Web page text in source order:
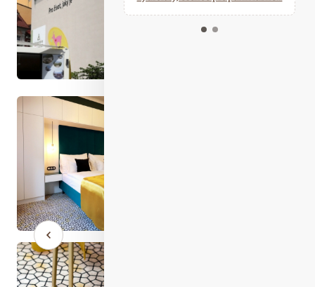
Kalendář událostí
Odebírejte náš newsletter